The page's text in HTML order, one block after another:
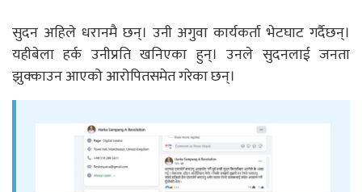
सुदन अहिले धरानमै छन्। उनी अगुवा कार्यकर्ता भेटघाट गर्दैछन्।
यहीबेला हर्क उनीप्रति खनिएका हुन्। उनले सुदनलाई जनता
झुक्काउन आएको आरोपितसमेत गरेका छन्।